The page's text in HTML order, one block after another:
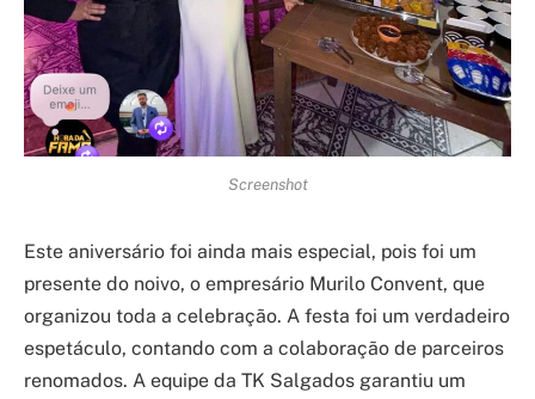
Screenshot
Este aniversário foi ainda mais especial, pois foi um
presente do noivo, o empresário Murilo Convent, que
organizou toda a celebração. A festa foi um verdadeiro
espetáculo, contando com a colaboração de parceiros
renomados. A equipe da TK Salgados garantiu um